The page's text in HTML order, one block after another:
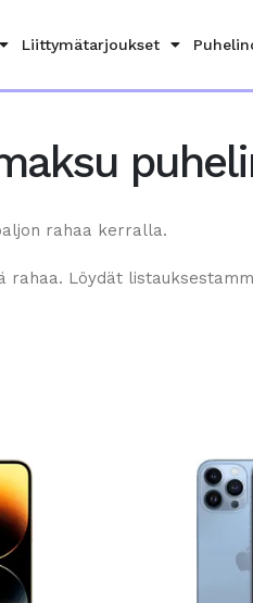
Liittymätarjoukset
rahaa kerralla.
rahaa. Löydät